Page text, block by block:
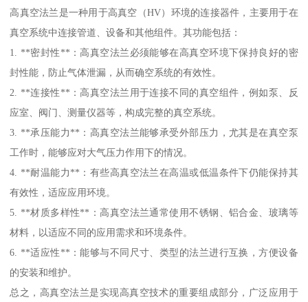
高真空法兰是一种用于高真空（HV）环境的连接器件，主要用于在
真空系统中连接管道、设备和其他组件。其功能包括：
1. **密封性**：高真空法兰必须能够在高真空环境下保持良好的密
封性能，防止气体泄漏，从而确空系统的有效性。
2. **连接性**：高真空法兰用于连接不同的真空组件，例如泵、反
应室、阀门、测量仪器等，构成完整的真空系统。
3. **承压能力**：高真空法兰能够承受外部压力，尤其是在真空泵
工作时，能够应对大气压力作用下的情况。
4. **耐温能力**：有些高真空法兰在高温或低温条件下仍能保持其
有效性，适应应用环境。
5. **材质多样性**：高真空法兰通常使用不锈钢、铝合金、玻璃等
材料，以适应不同的应用需求和环境条件。
6. **适应性**：能够与不同尺寸、类型的法兰进行互换，方便设备
的安装和维护。
总之，高真空法兰是实现高真空技术的重要组成部分，广泛应用于